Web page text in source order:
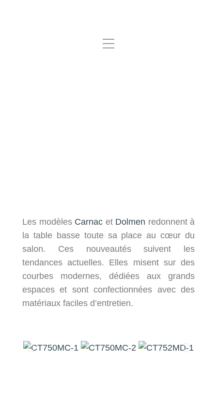
Les modèles Carnac et Dolmen redonnent à
la table basse toute sa place au cœur du
salon. Ces nouveautés suivent les
tendances actuelles. Elles misent sur des
courbes modernes, dédiées aux grands
espaces et sont confectionnées avec des
matériaux faciles d’entretien.